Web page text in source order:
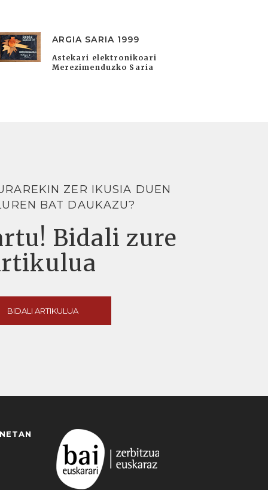
ARGIA SARIA 1999
Astekari elektronikoari
Merezimenduzko Saria
ZER IKUSIA DUEN
BAT DAUKAZU?
Bidali zure
BIDALI ARTIKULUA